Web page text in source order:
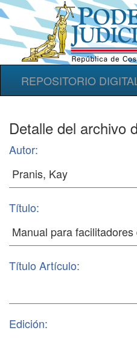
REPOSITORIO
Detalle del archivo
Autor:
Título:
Título Artículo:
Edición: